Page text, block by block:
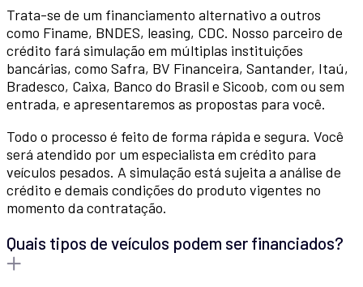
Trata-se de um financiamento alternativo a outros
como Finame, BNDES, leasing, CDC. Nosso parceiro de
crédito fará simulação em múltiplas instituições
bancárias, como Safra, BV Financeira, Santander, Itaú,
Bradesco, Caixa, Banco do Brasil e Sicoob, com ou sem
entrada, e apresentaremos as propostas para você.
Todo o processo é feito de forma rápida e segura. Você
será atendido por um especialista em crédito para
veículos pesados. A simulação está sujeita a análise de
crédito e demais condições do produto vigentes no
momento da contratação.
Quais tipos de veículos podem ser financiados?